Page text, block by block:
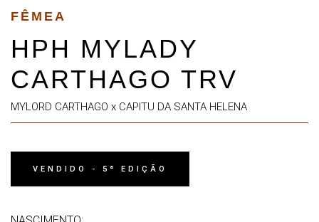
FÊMEA
HPH MYLADY
CARTHAGO TRV
MYLORD CARTHAGO x CAPITU DA SANTA HELENA
VENDIDO - 5ª EDIÇÃO